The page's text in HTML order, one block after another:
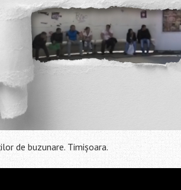
de buzunare. Timișoara.